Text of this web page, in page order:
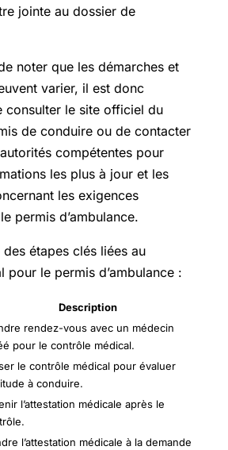
jointe au dossier de
noter que les démarches et
varier, il est donc
consulter le site officiel du
de conduire ou de contacter
compétentes pour
les plus à jour et les
les exigences
permis d’ambulance.
étapes clés liées au
pour le permis d’ambulance :
Description
rendez-vous avec un médecin
pour le contrôle médical.
le contrôle médical pour évaluer
à conduire.
l’attestation médicale après le
l’attestation médicale à la demande